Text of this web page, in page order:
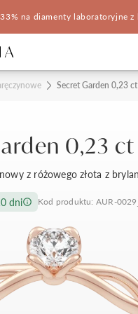
na diamenty laboratoryjne z
Konfigurator 3D
Salony Auroria
Korzyści z zakupu
Secret Garden 0,23 ct
0,23 ct
z różowego złota z
dni Kod produktu: AUR-